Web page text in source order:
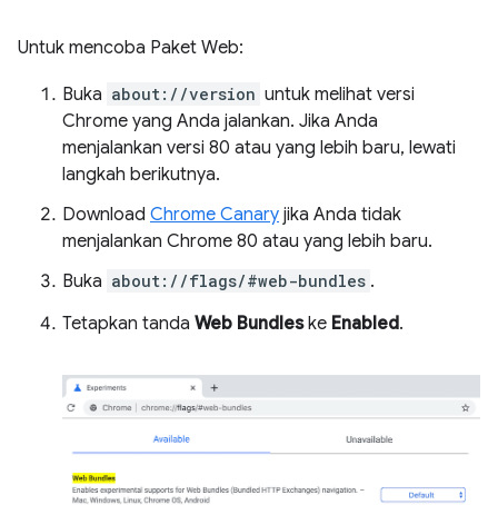
Untuk mencoba Paket Web:
Buka about://version untuk melihat versi
Chrome yang Anda jalankan. Jika Anda
menjalankan versi 80 atau yang lebih baru, lewati
langkah berikutnya.
Download Chrome Canary jika Anda tidak
menjalankan Chrome 80 atau yang lebih baru.
Buka about://flags/#web-bundles .
Tetapkan tanda Web Bundleske Enabled.